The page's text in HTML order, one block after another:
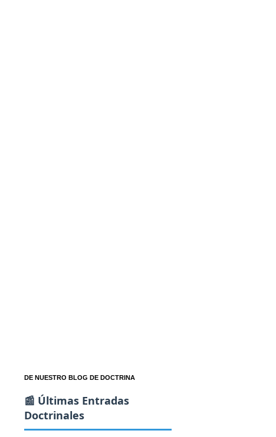
DE NUESTRO BLOG DE DOCTRINA
📰 Últimas Entradas
Doctrinales